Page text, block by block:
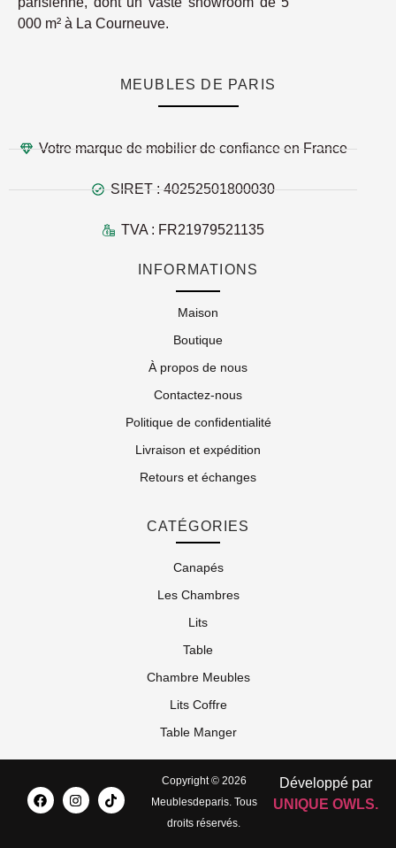
000 m² à La Courneuve.
MEUBLES DE PARIS
Votre marque de mobilier de confiance en France
SIRET : 40252501800030
TVA : FR21979521135
INFORMATIONS
Maison
Boutique
À propos de nous
Contactez-nous
Politique de confidentialité
Livraison et expédition
Retours et échanges
CATÉGORIES
Canapés
Les Chambres
Lits
Table
Chambre Meubles
Lits Coffre
Table Manger
Copyright © 2026
Meublesdeparis. Tous
droits réservés.
Développé par
UNIQUE OWLS.